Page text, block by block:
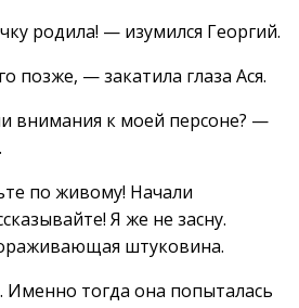
родила! — изумился Георгий.
позже, — закатила глаза Ася.
внимания к моей персоне? —
по живому! Начали
Я же не засну.
штуковина.
тогда она попыталась